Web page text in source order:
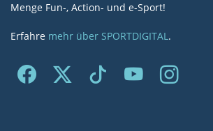
Menge Fun-, Action- und e-Sport!
Erfahre mehr über SPORTDIGITAL.